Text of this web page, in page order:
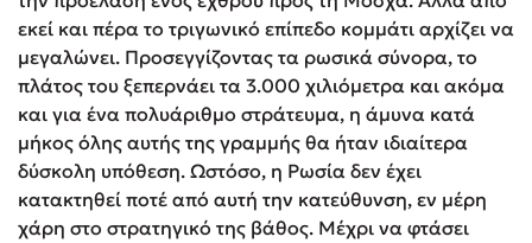
εκεί και πέρα το τριγωνικό επίπεδο κομμάτι αρχίζει να
μεγαλώνει. Προσεγγίζοντας τα ρωσικά σύνορα, το
πλάτος του ξεπερνάει τα 3.000 χιλιόμετρα και ακόμα
και για ένα πολυάριθμο στράτευμα, η άμυνα κατά
μήκος όλης αυτής της γραμμής θα ήταν ιδιαίτερα
δύσκολη υπόθεση. Ωστόσο, η Ρωσία δεν έχει
κατακτηθεί ποτέ από αυτή την κατεύθυνση, εν μέρη
χάρη στο στρατηγικό της βάθος. Μέχρι να φτάσει